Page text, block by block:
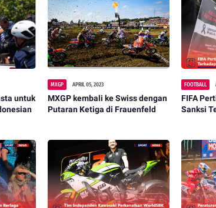
untuk
MXGP APRIL 05, 2023
MXGP kembali ke Swiss dengan
Putaran Ketiga di Frauenfeld
FOOTBALL
FIFA
Sanksi